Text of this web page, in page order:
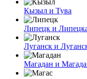
Кызыл и Тува
Липецк и
Луганск и
Магадан и